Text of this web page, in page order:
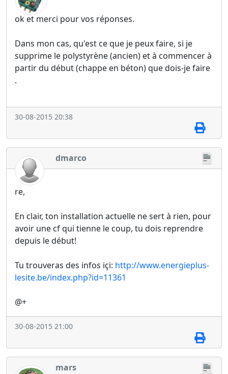
ok et merci pour vos réponses.
Dans mon cas, qu'est ce que je peux faire, si je
supprime le polystyrène (ancien) et à commencer à
partir du début (chappe en béton) que dois-je faire
.
30-08-2015 20:38
dmarco
re,
En clair, ton installation actuelle ne sert à rien, pour
avoir une cf qui tienne le coup, tu dois reprendre
depuis le début!
Tu trouveras des infos içi: http://www.energieplus-
lesite.be/index.php?id=11361
@+
30-08-2015 21:00
mars